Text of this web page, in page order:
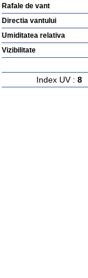
Rafale de vant
Directia vantului
Umiditatea relativa
Vizibilitate
Index UV : 8